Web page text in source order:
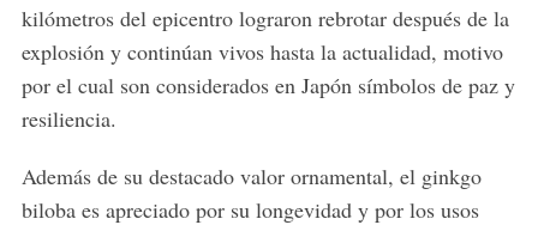
kilómetros del epicentro lograron rebrotar después de la
explosión y continúan vivos hasta la actualidad, motivo
por el cual son considerados en Japón símbolos de paz y
resiliencia.
Además de su destacado valor ornamental, el ginkgo
biloba es apreciado por su longevidad y por los usos